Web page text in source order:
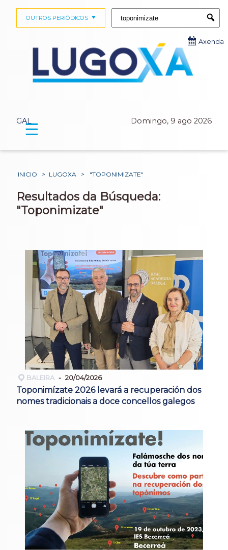
GAL Domingo, 9 ago 2026
OUTROS PERIÓDICOS
Axenda
☰
INICIO > LUGOXA > "TOPONIMIZATE"
Resultados da Búsqueda:
"Toponimizate"
BALEIRA 20/04/2026
Toponimízate 2026 levará a recuperación dos
nomes tradicionais a doce concellos galegos